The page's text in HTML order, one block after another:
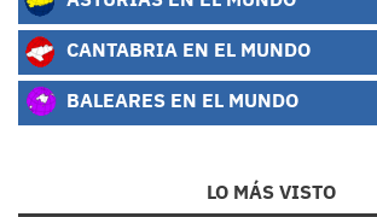
CANTABRIA EN EL MUNDO
BALEARES EN EL MUNDO
LO MÁS VISTO